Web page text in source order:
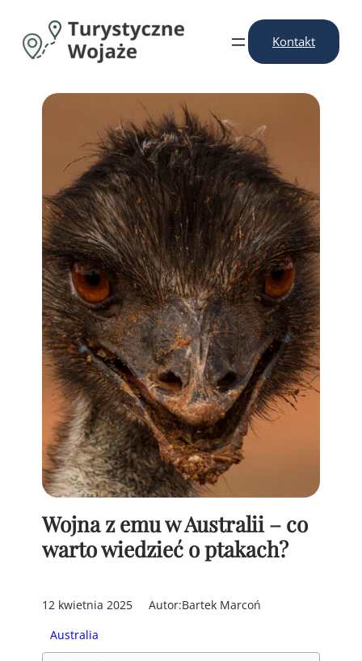
treści
Kontakt
Wojna z emu w Australii – co
warto wiedzieć o ptakach?
12 kwietnia 2025 Autor:Bartek Marcoń
Australia